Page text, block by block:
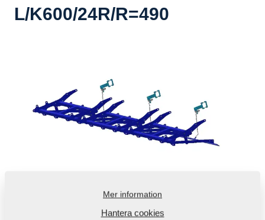
shop
För
nedladdning
L/K600/24R/R=490
Mer information
Hantera cookies